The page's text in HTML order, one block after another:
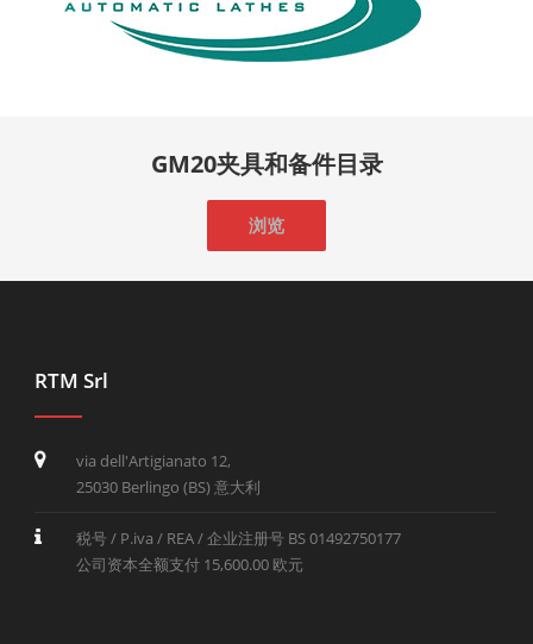
GM20夹具和备件目录
浏览
RTM Srl
via dell'Artigianato 12,
25030 Berlingo (BS) 意大利
税号 / P.iva / REA / 企业注册号 BS 01492750177
公司资本全额支付 15,600.00 欧元